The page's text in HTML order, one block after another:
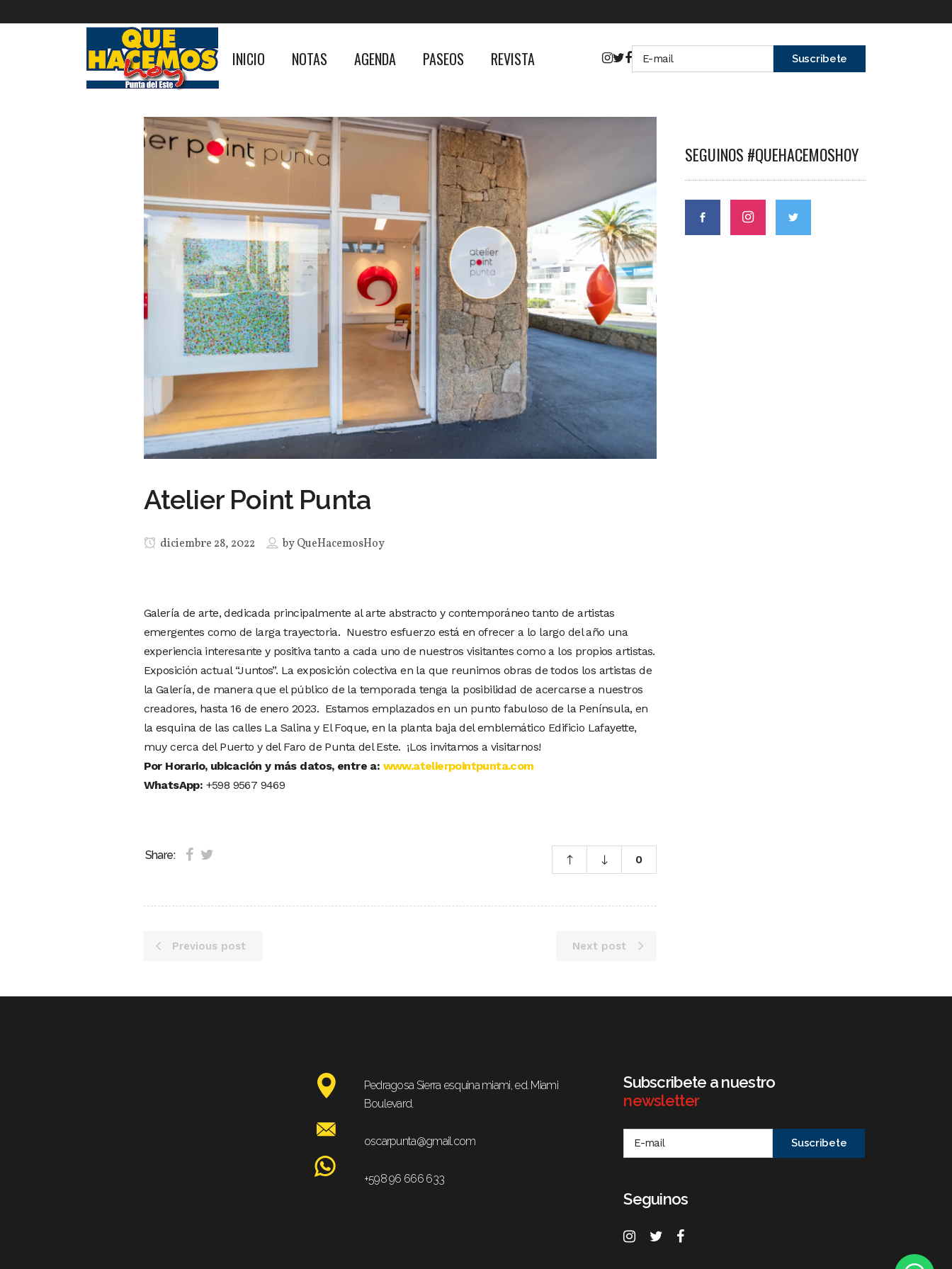
INICIO NOTAS AGENDA PASEOS REVISTA
Atelier Point Punta
diciembre 28, 2022 byQueHacemosHoy
Galería de arte, dedicada principalmente al arte abstracto y contemporáneo tanto de artistas
emergentes como de larga trayectoria. Nuestro esfuerzo está en ofrecer a lo largo del año una
experiencia interesante y positiva tanto a cada uno de nuestros visitantes como a los propios artistas.
Exposición actual “Juntos”. La exposición colectiva en la que reunimos obras de todos los artistas de
la Galería, de manera que el público de la temporada tenga la posibilidad de acercarse a nuestros
creadores, hasta 16 de enero 2023. Estamos emplazados en un punto fabuloso de la Península, en
la esquina de las calles La Salina y El Foque, en la planta baja del emblemático Edificio Lafayette,
muy cerca del Puerto y del Faro de Punta del Este. ¡Los invitamos a visitarnos!
Por Horario, ubicación y más datos, entre a: www.atelierpointpunta.com
WhatsApp: +598 9567 9469
Share: 0
Previous post Next post
SEGUINOS #QUEHACEMOSHOY
Pedragosa Sierra esquina miami, ed. Miami
Boulevard.
oscarpunta@gmail.com
+598 96 666 633
Subscribete a nuestro
newsletter
Seguinos